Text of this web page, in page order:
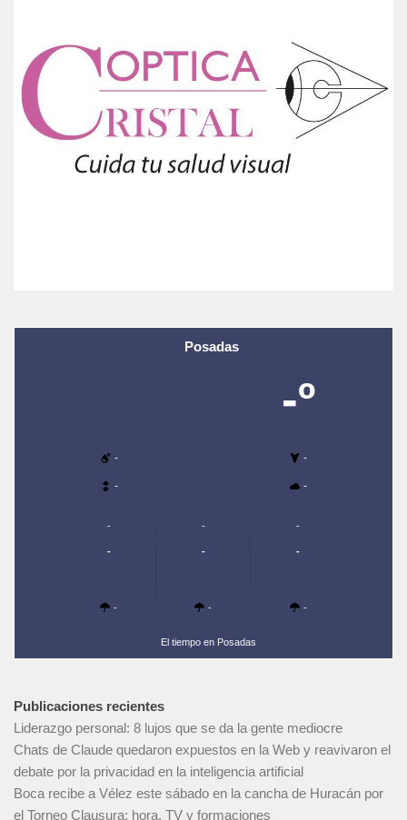
Posadas
-º
- -
- -
-
-
-
-
-
-
-
-
-
El tiempo en Posadas
Publicaciones recientes
Liderazgo personal: 8 lujos que se da la gente mediocre
Chats de Claude quedaron expuestos en la Web y reavivaron el
debate por la privacidad en la inteligencia artificial
Boca recibe a Vélez este sábado en la cancha de Huracán por
el Torneo Clausura: hora, TV y formaciones